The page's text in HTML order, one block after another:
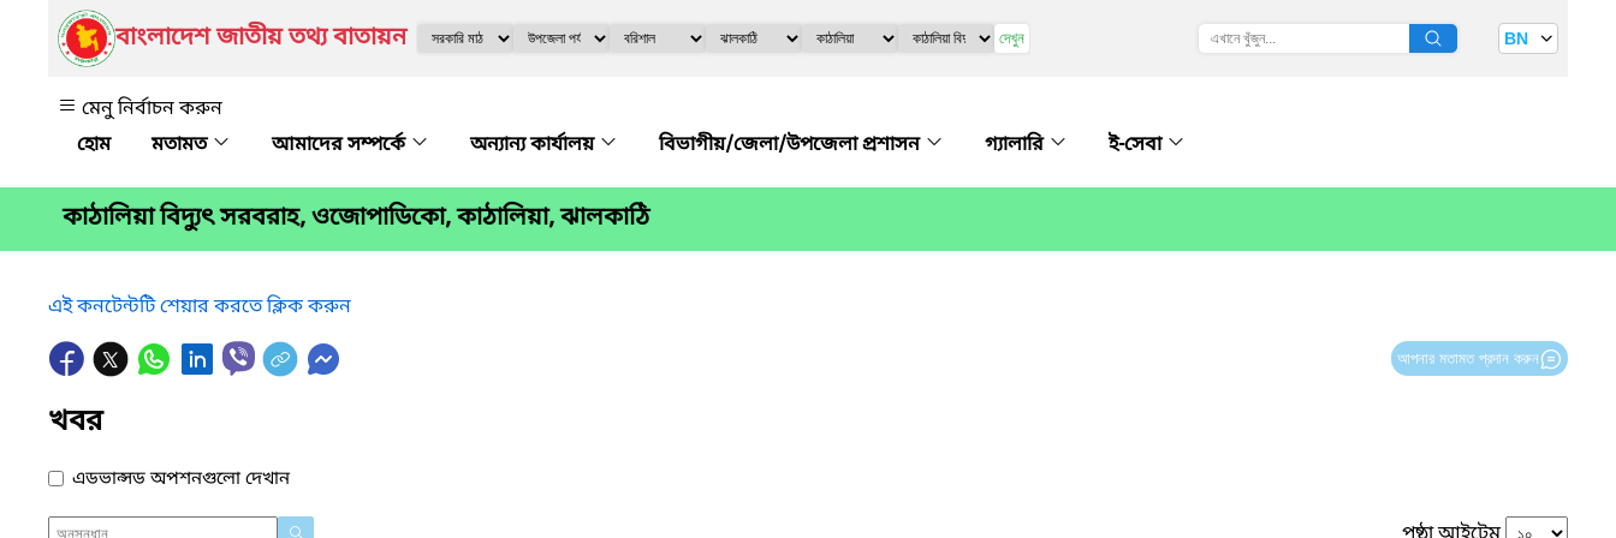
বাংলাদেশ জাতীয় তথ্য বাতায়ন দেখুন BN
মেনু নির্বাচন করুন
মতামত
আমাদের সম্পর্কে অন্যান্য কার্যালয় বিভাগীয়/জেলা/উপজেলা প্রশাসন গ্যালারি ই-সেবা
কাঠালিয়া বিদ্যুৎ সরবরাহ, ওজোপাডিকো, কাঠালিয়া, ঝালকাঠি
এই কনটেন্টটি শেয়ার করতে ক্লিক করুন
আপনার মতামত প্রদান করুন
খবর
এডভান্সড অপশনগুলো দেখান